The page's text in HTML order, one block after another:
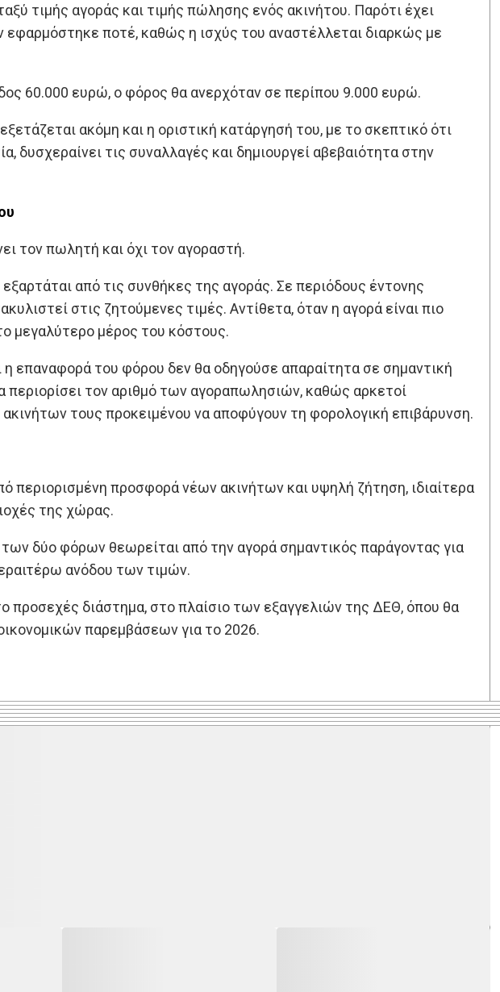
τιμής αγοράς και τιμής πώλησης ενός ακινήτου. Παρότι έχει
εφαρμόστηκε ποτέ, καθώς η ισχύς του αναστέλλεται διαρκώς με
60.000 ευρώ, ο φόρος θα ανερχόταν σε περίπου 9.000 ευρώ.
ακόμη και η οριστική κατάργησή του, με το σκεπτικό ότι
δυσχεραίνει τις συναλλαγές και δημιουργεί αβεβαιότητα στην
τον πωλητή και όχι τον αγοραστή.
από τις συνθήκες της αγοράς. Σε περιόδους έντονης
στις ζητούμενες τιμές. Αντίθετα, όταν η αγορά είναι πιο
μεγαλύτερο μέρος του κόστους.
η επαναφορά του φόρου δεν θα οδηγούσε απαραίτητα σε σημαντική
τον αριθμό των αγοραπωλησιών, καθώς αρκετοί
τους προκειμένου να αποφύγουν τη φορολογική επιβάρυνση.
περιορισμένη προσφορά νέων ακινήτων και υψηλή ζήτηση, ιδιαίτερα
της χώρας.
δύο φόρων θεωρείται από την αγορά σημαντικός παράγοντας για
ανόδου των τιμών.
προσεχές διάστημα, στο πλαίσιο των εξαγγελιών της ΔΕΘ, όπου θα
παρεμβάσεων για το 2026.